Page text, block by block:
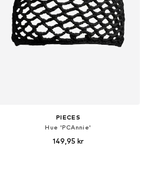
PIECES
Hue 'PCAnnie'
149,95 kr